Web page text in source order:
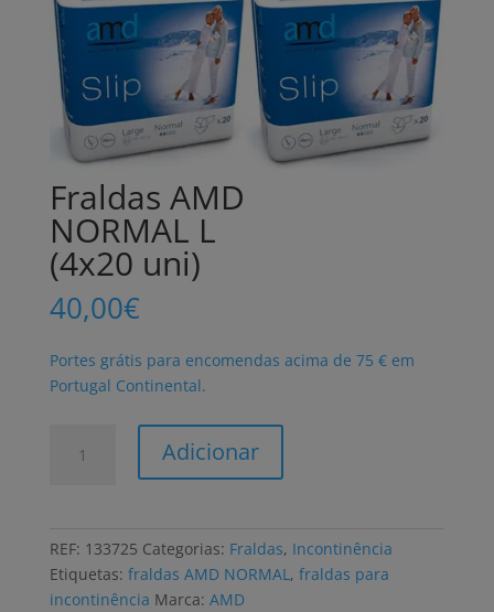
Fraldas AMD
NORMAL L
(4x20 uni)
40,00€
Portes grátis para encomendas acima de 75 € em
Portugal Continental.
(4x20
Adicionar
REF: 133725 Categorias: Fraldas, Incontinência
Etiquetas: fraldas AMD NORMAL, fraldas para
incontinência Marca: AMD